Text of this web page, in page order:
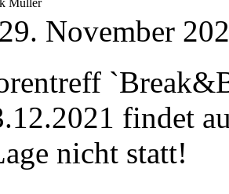
Müller
November
findet
nicht statt!